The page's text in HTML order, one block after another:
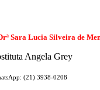
Sara Lucia Silveira de
Angela Grey
(21) 3938-0208